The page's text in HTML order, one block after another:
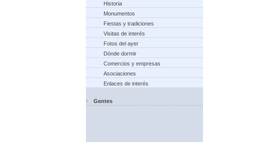
Historia
Monumentos
Fiestas y tradiciones
Visitas de interés
Fotos del ayer
Dónde dormir
Comercios y empresas
Asociaciones
Enlaces de interés
Gentes